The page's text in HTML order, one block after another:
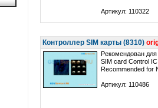
Артикул: 110322
Контроллер SIM карты (8310)
Рекомендован
SIM card Control IC
Recommended for
Артикул: 110486